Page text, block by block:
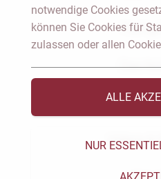
Das
Vorträge &
Videos &
notwendige Cookies
können Sie Cookies für
zulassen oder allen
ALLE
NUR